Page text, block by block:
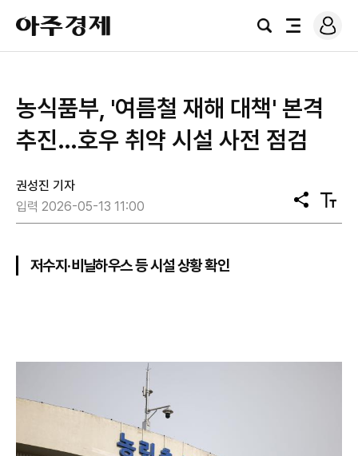
아
주
경
검
전
로
그
농식품부, '여름철 재해 대책' 본격
추진…호우 취약 시설 사전 점검
권성진 기자
입력 2026-05-13 11:00
공
유
텍
스
저수지·비닐하우스 등 시설 상황 확인